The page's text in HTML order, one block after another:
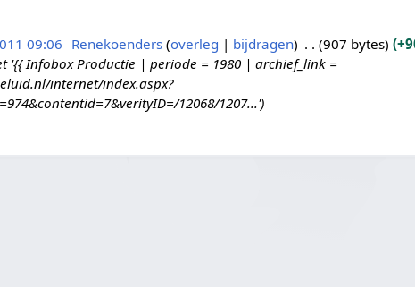
09:06 Renekoenders overleg bijdragen 907 bytes
'{{ Infobox Productie | periode = 1980 | archief_link =
internet/index.aspx?
12068/1207...'